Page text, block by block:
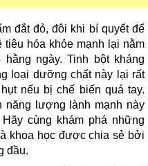
đắt đỏ, đôi khi bí quyết để
tiêu hóa khỏe mạnh lại nằm
ngày. Tinh bột kháng
loại dưỡng chất này lại rất
nếu bị chế biến quá tay.
năng lượng lành mạnh này
cùng khám phá những
khoa học được chia sẻ bởi
đầu.